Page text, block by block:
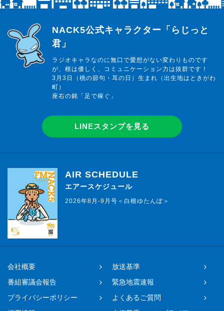
らじっと君
NACK5公式キャラクター「らじっと
君」
ラジオキャラなのに無口で愛想がない変わりものです
が、根は優しく、コミュニケーション力は抜群です！
3月3日（桃の節句・耳の日）生まれ（出生地はときがわ
町）
座右の銘「足で稼ぐ」
LINEスタンプを見る
AIR SCHEDULE
エアースケジュール
2026年8月-9月号＜白根ゆたんぽ＞
会社概要
放送基準
番組審議会報告
緊急地震速報
プライバシーポリシー
よくあるご質問